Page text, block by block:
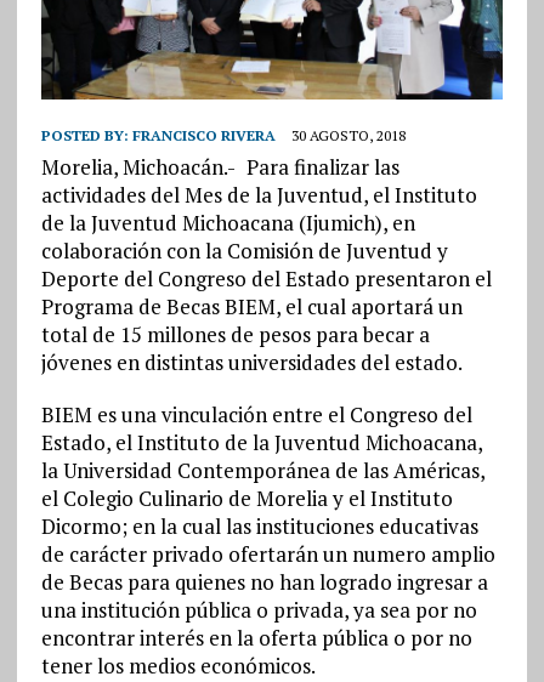
POSTED BY: FRANCISCO RIVERA 30 AGOSTO, 2018
Morelia, Michoacán.- Para finalizar las
actividades del Mes de la Juventud, el Instituto
de la Juventud Michoacana (Ijumich), en
colaboración con la Comisión de Juventud y
Deporte del Congreso del Estado presentaron el
Programa de Becas BIEM, el cual aportará un
total de 15 millones de pesos para becar a
jóvenes en distintas universidades del estado.
BIEM es una vinculación entre el Congreso del
Estado, el Instituto de la Juventud Michoacana,
la Universidad Contemporánea de las Américas,
el Colegio Culinario de Morelia y el Instituto
Dicormo; en la cual las instituciones educativas
de carácter privado ofertarán un numero amplio
de Becas para quienes no han logrado ingresar a
una institución pública o privada, ya sea por no
encontrar interés en la oferta pública o por no
tener los medios económicos.